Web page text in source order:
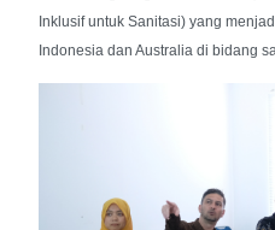
Inklusif untuk Sanitasi) yang
Indonesia dan Australia di bidang